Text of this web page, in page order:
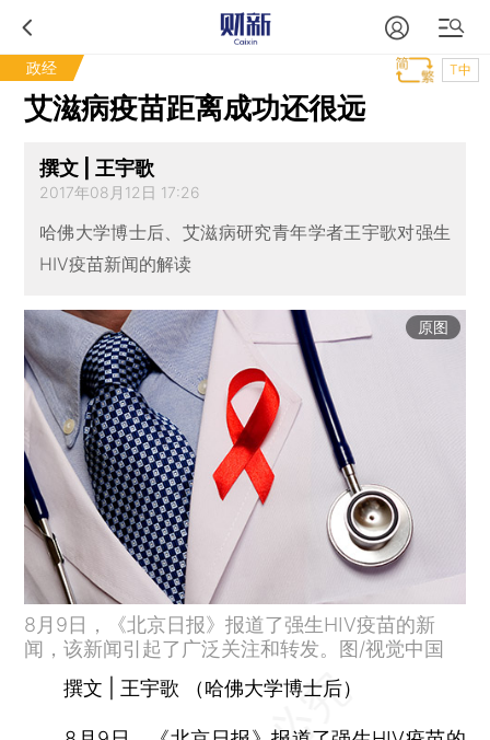
政经 T中
艾滋病疫苗距离成功还很远
撰文 | 王宇歌
2017年08月12日 17:26
哈佛大学博士后、艾滋病研究青年学者王宇歌对强生
HIV疫苗新闻的解读
原图
8月9日，《北京日报》报道了强生HIV疫苗的新
闻，该新闻引起了广泛关注和转发。图/视觉中国
撰文 | 王宇歌
（哈佛大学博士后）